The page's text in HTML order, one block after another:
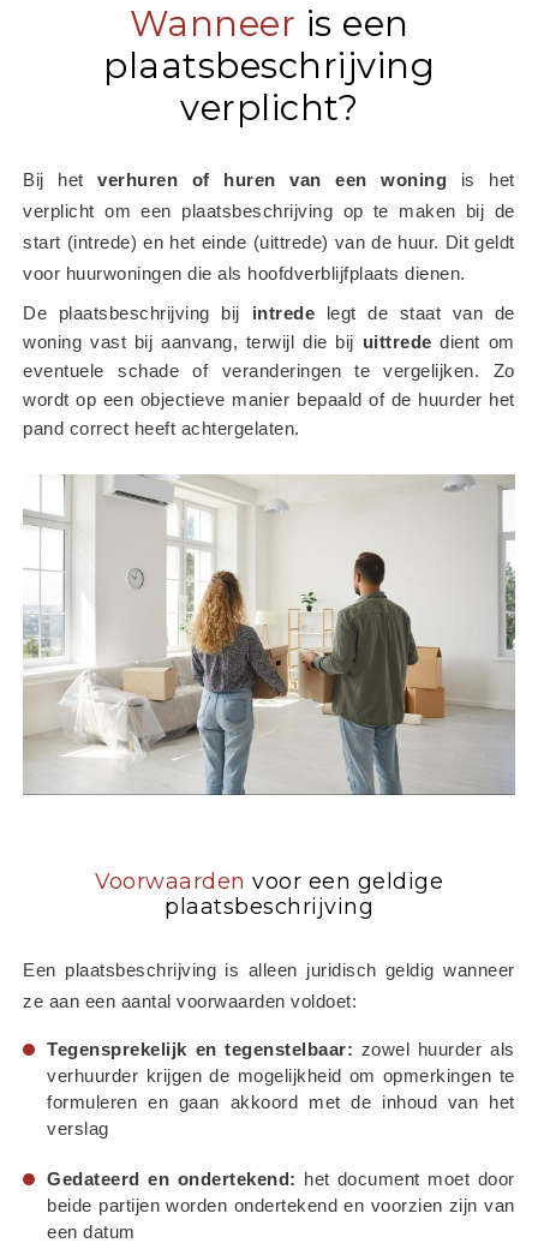
Wanneer is een
plaatsbeschrijving
verplicht?
Bij het verhuren of huren van een woning is het
verplicht om een plaatsbeschrijving op te maken bij de
start (intrede) en het einde (uittrede) van de huur. Dit geldt
voor huurwoningen die als hoofdverblijfplaats dienen.
De plaatsbeschrijving bij intrede legt de staat van de
woning vast bij aanvang, terwijl die bij uittrede dient om
eventuele schade of veranderingen te vergelijken. Zo
wordt op een objectieve manier bepaald of de huurder het
pand correct heeft achtergelaten.
Voorwaarden voor een geldige
plaatsbeschrijving
Een plaatsbeschrijving is alleen juridisch geldig wanneer
ze aan een aantal voorwaarden voldoet:
Tegensprekelijk en tegenstelbaar: zowel huurder als
verhuurder krijgen de mogelijkheid om opmerkingen te
formuleren en gaan akkoord met de inhoud van het
verslag
Gedateerd en ondertekend:
het document moet door
beide partijen worden ondertekend en voorzien zijn van
een datum